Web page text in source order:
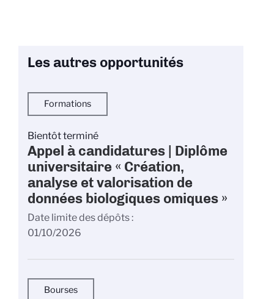
Les autres opportunités
Formations
Bientôt terminé
Appel à candidatures | Diplôme
universitaire « Création,
analyse et valorisation de
données biologiques omiques »
Date limite des dépôts
01/10/2026
Bourses